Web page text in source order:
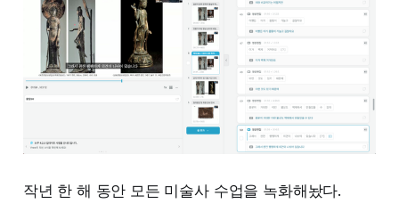
바다를 건너갔던 후스마에(襖繪, 미닫이문에 그린 그
림)가 약 150년 만에 다시 만납니다. 후스마에는 본래
한 세트로 그려지지만, 팔려나가는 과정에서 뿔뿔이
흩어지는 일이 잦습니다. 헤어졌던 화면들이 한 공간
에서 재회하는 장면은 이 전시가 교류와 재회, 그리고
귀향에 초점이 맞춰져 있다는 것을 압축해 보여줍니
다.
연구자들끼리 하는 자조섞인 농담에는 “원래 논문은,
쓴 사람과 심사하는 사람만 읽는 거잖아”가 있다.
그러다보니 미디어에서 <세한도> 얘기를 할 때는 조
금 과장하자면, 여전히 “스승 김정희에 대한 제자의
의리와 이에 대한 고마움을 표현했다” 밖에 하질 않고
한 것 정도?
작년 한 해 동안 모든 미술사 수업을 녹화해놨다.